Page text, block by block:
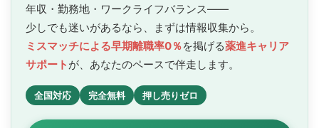
年収・勤務地・ワークライフバランス——
少しでも迷いがあるなら、まずは情報収集から。
ミスマッチによる早期離職率0％を掲げる薬進キャリア
サポート が、あなたのペースで伴走します。
全国対応 完全無料 押し売りゼロ